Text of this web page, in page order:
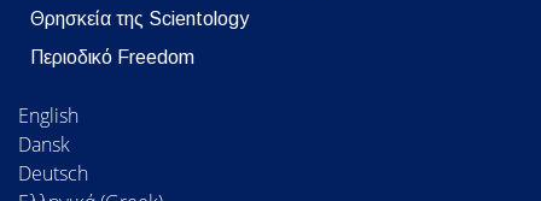
Θρησκεία της Scientology
Περιοδικό Freedom
English
Dansk
Deutsch